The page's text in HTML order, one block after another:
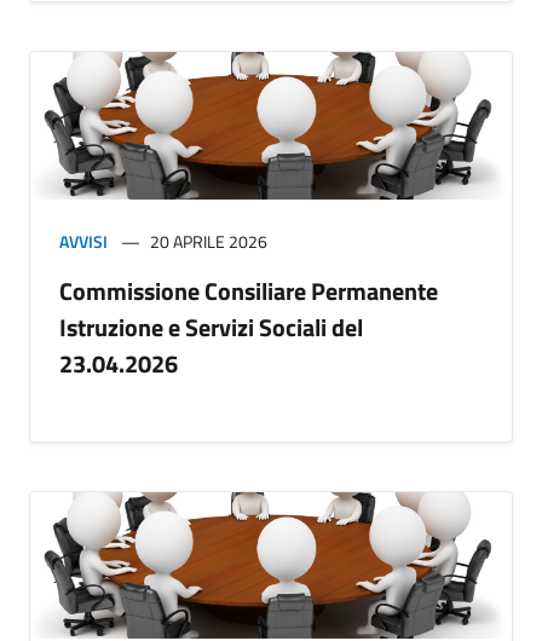
AVVISI 20 APRILE 2026
Commissione Consiliare Permanente
Istruzione e Servizi Sociali del
23.04.2026